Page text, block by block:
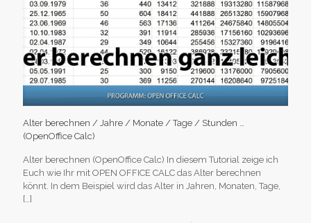
Alter berechnen / Jahre / Monate / Tage / Stunden …
(OpenOffice Calc)
Alter berechnen (OpenOffice Calc) In diesem Tutorial zeige ich
Euch wie Ihr mit OPEN OFFICE CALC das Alter berechnen
könnt. In dem Beispiel wird das Alter in Jahren, Monaten, Tage,
[…]